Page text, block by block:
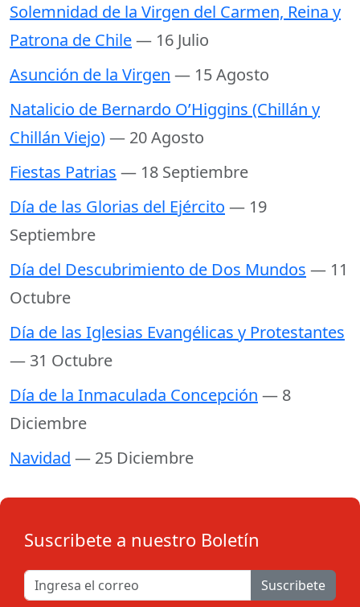
Solemnidad de la Virgen del Carmen, Reina y
Patrona de Chile— 16 Julio
Asunción de la Virgen — 15 Agosto
Natalicio de Bernardo O’Higgins (Chillán y
Chillán Viejo)— 20 Agosto
Fiestas Patrias — 18 Septiembre
Día de las Glorias del Ejército — 19
Septiembre
Día del Descubrimiento de Dos Mundos — 11
Octubre
Día de las Iglesias Evangélicas y Protestantes
— 31 Octubre
Día de la Inmaculada Concepción — 8
Diciembre
Navidad — 25 Diciembre
Suscribete a nuestro Boletín
Suscribete